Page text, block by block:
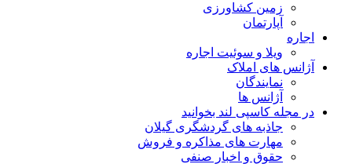
زمین کشاورزی
آپارتمان
اجاره
ویلا و سوئیت اجاره
آژانس های املاک
نمایندگان
آژانس ها
در مجله کاسپی لند بخوانید
جاذبه های گردشگری گیلان
مهارت های مذاکره و فروش
حقوق و اخبار صنفی